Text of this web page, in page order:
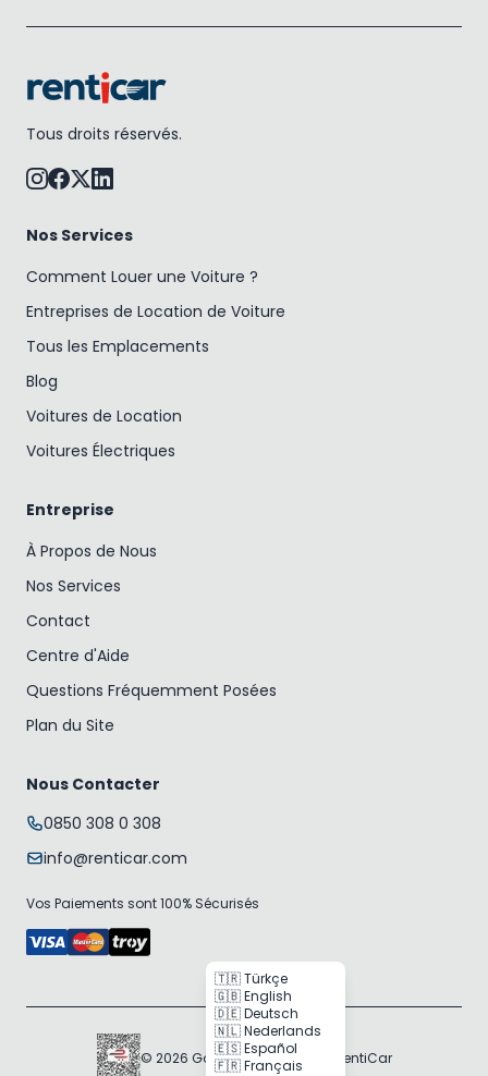
Tous droits réservés.
Nos Services
Comment Louer une Voiture ?
Entreprises de Location de Voiture
Tous les Emplacements
Blog
Voitures de Location
Voitures Électriques
Entreprise
À Propos de Nous
Nos Services
Contact
Centre d'Aide
Questions Fréquemment Posées
Plan du Site
Nous Contacter
0850 308 0 308
info@renticar.com
Vos Paiements sont 100% Sécurisés
© 2026 Gogocar Bilişim A.Ş. | RentiCar
🇹🇷 Türkçe
🇬🇧 English
🇩🇪 Deutsch
🇳🇱 Nederlands
🇪🇸 Español
🇫🇷 Français